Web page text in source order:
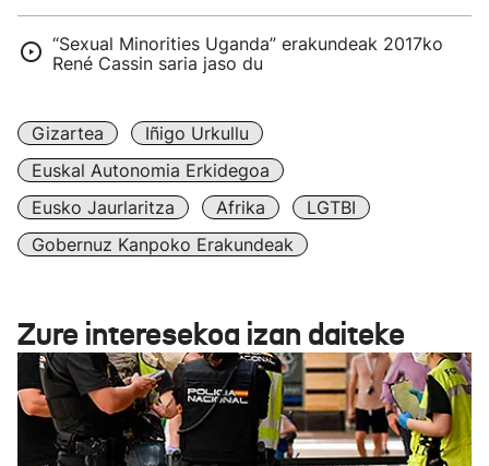
“Sexual Minorities Uganda” erakundeak 2017ko
René Cassin saria jaso du
Gizartea
Iñigo Urkullu
Euskal Autonomia Erkidegoa
Eusko Jaurlaritza
Afrika
LGTBI
Gobernuz Kanpoko Erakundeak
Zure interesekoa izan daiteke